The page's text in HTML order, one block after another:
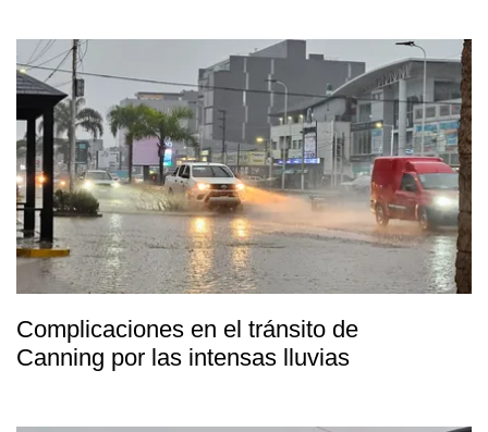
Complicaciones en el tránsito de
Canning por las intensas lluvias